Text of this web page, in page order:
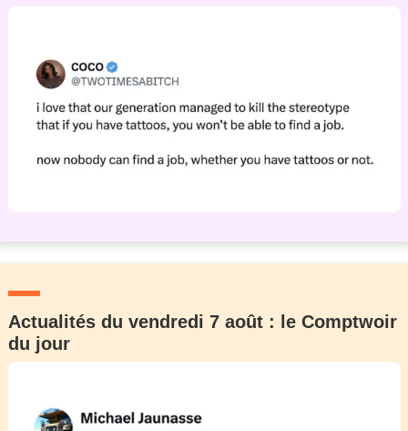
Actualités du vendredi 7 août : le Comptwoir
du jour